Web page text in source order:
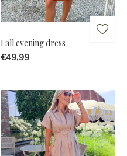
Fall evening dress
€49,99